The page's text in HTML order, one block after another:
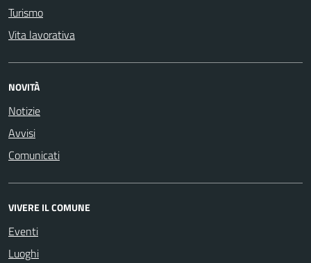
Turismo
Vita lavorativa
NOVITÀ
Notizie
Avvisi
Comunicati
VIVERE IL COMUNE
Eventi
Luoghi